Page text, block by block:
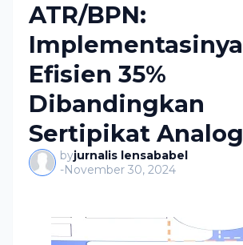
ATR/BPN:
Efisien 35%
Dibandingkan
Sertipikat Analog
byjurnalis lensababel
-November 30, 2024